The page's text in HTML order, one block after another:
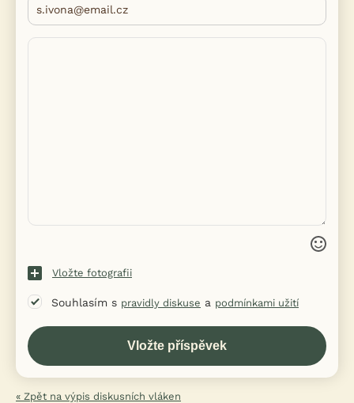
Vložte fotografii
Souhlasím s pravidly diskuse a podmínkami užití
« Zpět na výpis diskusních vláken